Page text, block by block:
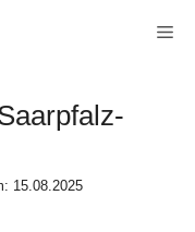
15.08.2025